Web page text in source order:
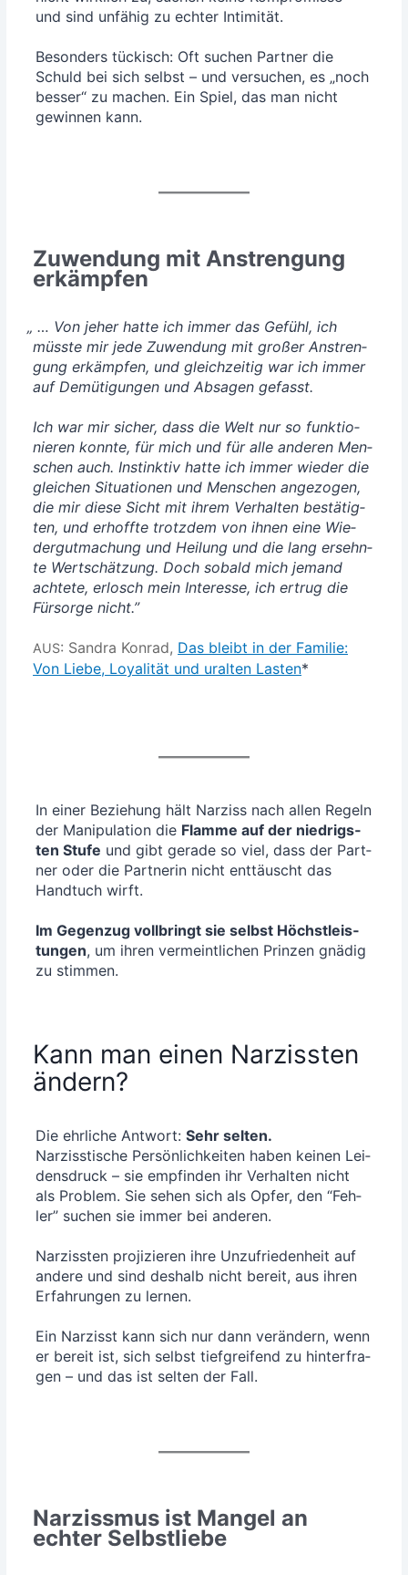
und sind unfä­hig zu ech­ter Inti­mi­tät.
Beson­ders tückisch: Oft suchen Part­ner die
Schuld bei sich selbst – und ver­su­chen, es „noch
bes­ser“ zu machen. Ein Spiel, das man nicht
gewin­nen kann.
Zuwendung mit Anstrengung
erkämpfen
„ … Von jeher hat­te ich immer das Gefühl, ich
müss­te mir jede Zuwen­dung mit gro­ßer Anstren­
gung erkämp­fen, und gleich­zei­tig war ich immer
auf Demü­ti­gun­gen und Absa­gen gefasst.
Ich war mir sicher, dass die Welt nur so funk­tio­
nie­ren konn­te, für mich und für alle ande­ren Men­
schen auch. Instink­tiv hat­te ich immer wie­der die
glei­chen Situa­tio­nen und Men­schen ange­zo­gen,
die mir die­se Sicht mit ihrem Ver­hal­ten bestä­tig­
ten, und erhoff­te trotz­dem von ihnen eine Wie­
der­gut­ma­chung und Hei­lung und die lang ersehn­
te Wert­schät­zung. Doch sobald mich jemand
ach­te­te, erlosch mein Inter­es­se, ich ertrug die
Für­sor­ge nicht.”
AUS: San­dra Kon­rad, Das bleibt in der Fami­lie:
Von Lie­be, Loya­li­tät und uralten Las­ten*
In einer Bezie­hung hält Nar­ziss nach allen Regeln
der Mani­pu­la­ti­on die Flam­me auf der nied­rigs­
ten Stu­fe und gibt gera­de so viel, dass der Part­
ner oder die Part­ne­rin nicht ent­täuscht das
Hand­tuch wirft.
Im Gegen­zug voll­bringt sie selbst Höchst­leis­
tun­gen, um ihren ver­meint­li­chen Prin­zen gnä­dig
zu stimmen.
Kann man einen Narzissten
ändern?
Die ehr­li­che Ant­wort:Sehr sel­ten.
Nar­ziss­ti­sche Per­sön­lich­kei­ten haben kei­nen Lei­
dens­druck – sie emp­fin­den ihr Ver­hal­ten nicht
als Pro­blem. Sie sehen sich als Opfer, den “Feh­
ler” suchen sie immer bei ande­ren.
Nar­ziss­ten pro­ji­zie­ren ihre Unzu­frie­den­heit auf
ande­re und sind des­halb nicht bereit, aus ihren
Erfah­run­gen zu ler­nen.
Ein Nar­zisst kann sich nur dann ver­än­dern, wenn
er bereit ist, sich selbst tief­grei­fend zu hin­ter­fra­
gen – und das ist sel­ten der Fall.
Narzissmus ist Mangel an
echter Selbstliebe